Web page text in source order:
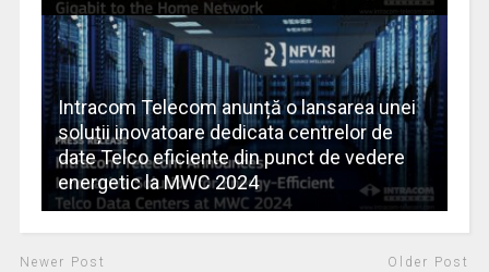
Intracom Telecom anunță o lansarea unei
soluții inovatoare dedicata centrelor de
date Telco eficiente din punct de vedere
energetic la MWC 2024
Newer Post Older Post